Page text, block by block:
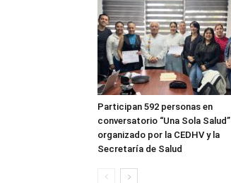
Participan 592 personas en
conversatorio “Una Sola Salud”
organizado por la CEDHV y la
Secretaría de Salud